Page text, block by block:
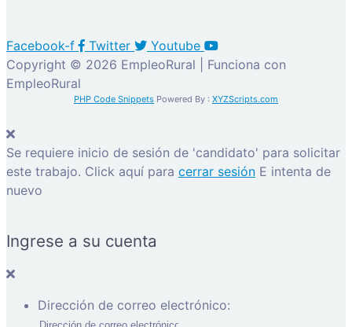
Facebook-f Twitter
Youtube
Copyright © 2026 EmpleoRural | Funciona con
EmpleoRural
PHP Code Snippets Powered By : XYZScripts.com
Se requiere inicio de sesión de 'candidato' para solicitar
este trabajo. Click aquí para cerrar sesión E intenta de
nuevo
Ingrese a su cuenta
Dirección de correo electrónico: